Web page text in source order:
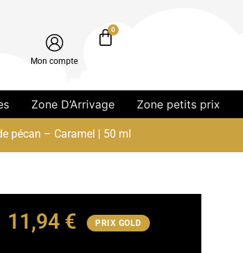
Mon compte
0
Zone D’Arrivage Zone petits prix
pécan – Caramel | 50 ml
11,94 € PRIX GOLD